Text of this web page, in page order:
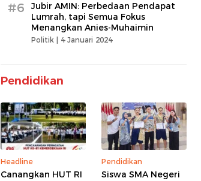
#6
Jubir AMIN: Perbedaan Pendapat
Lumrah, tapi Semua Fokus
Menangkan Anies-Muhaimin
Politik | 4 Januari 2024
Pendidikan
Headline
Canangkan HUT RI
Pendidikan
Siswa SMA Negeri